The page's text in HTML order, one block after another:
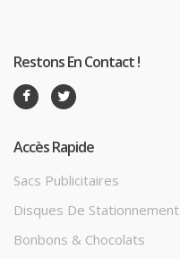
Restons En Contact !
Accès Rapide
Sacs Publicitaires
Disques De Stationnement
Bonbons & Chocolats